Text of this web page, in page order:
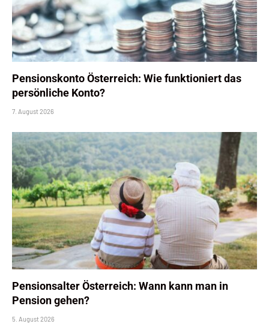
Pensionskonto Österreich: Wie funktioniert das
persönliche Konto?
7. August 2026
Pensionsalter Österreich: Wann kann man in
Pension gehen?
5. August 2026